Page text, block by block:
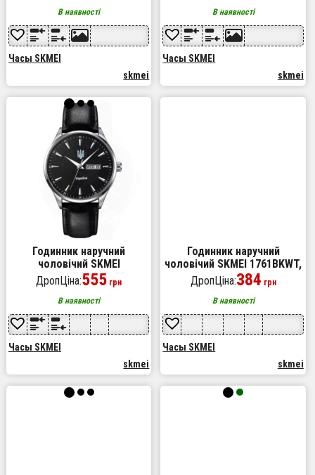
чоловічий годинник круглий
В наявності
Часы SKMEI
skmei
чоловічий годинник
В наявності
Часы SKMEI
skmei
Годинник наручний
чоловічий SKMEI
5702/2075SIBK, Стильний
годинник для жінок і
чоловіків, Чоловічий
круглий годинник
ДропЦіна:555 грн
В наявності
Часы SKMEI
skmei
Годинник наручний
чоловічий SKMEI 1761BKWT,
оригінальний чоловічий
годинник, брендовий
чоловічий годинник
ДропЦіна:384 грн
В наявності
Часы SKMEI
skmei